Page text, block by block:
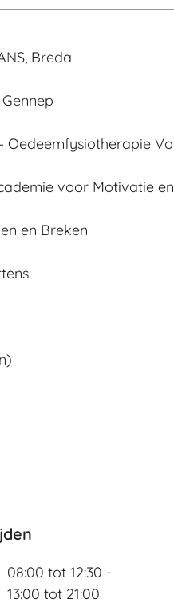
Breda
Oedeemfysiotherapie
voor Motivatie
en Breken
08:00 tot 12:30 -
13:00 tot 21:00